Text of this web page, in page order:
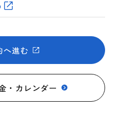
へ進む
・カレンダー